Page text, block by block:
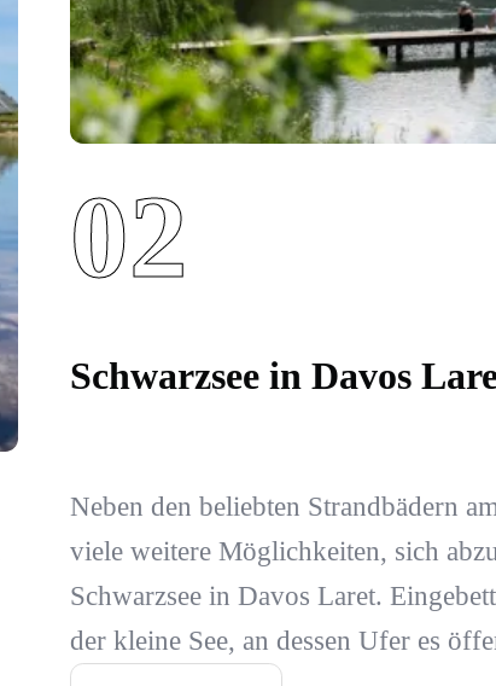
02
Schwarzsee in Davos
Neben den beliebten Strandbädern
viele weitere Möglichkeiten, sich
Schwarzsee in Davos Laret.
der kleine See, an dessen Ufer es